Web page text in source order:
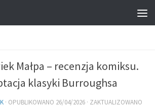
Małpa – recenzja komiksu.
klasyki Burroughsa
· OPUBLIKOWANO 26/04/2026 · ZAKTUALIZOWANO